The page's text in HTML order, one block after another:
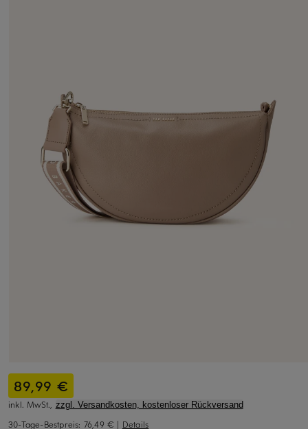
89,99 €
inkl. MwSt., zzgl. Versandkosten, kostenloser Rückversand
30-Tage-Bestpreis: 76,49 € | Details